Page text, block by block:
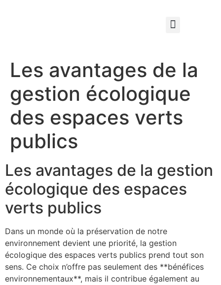
Les avantages de la
gestion écologique
des espaces verts
publics
Les avantages de la gestion
écologique des espaces
verts publics
Dans un monde où la préservation de notre
environnement devient une priorité, la gestion
écologique des espaces verts publics prend tout son
sens. Ce choix n’offre pas seulement des **bénéfices
environnementaux**, mais il contribue également au